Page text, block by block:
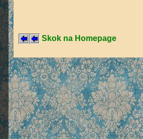
Skok na Homepage